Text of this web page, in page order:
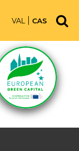
VAL CAS